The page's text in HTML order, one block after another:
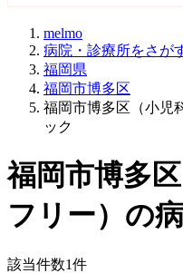
melmo
病院・診療所をさが
福岡県
福岡市博多区
福岡市博多区（小児
ック
福岡市博多区
フリー） の
該当件数1件